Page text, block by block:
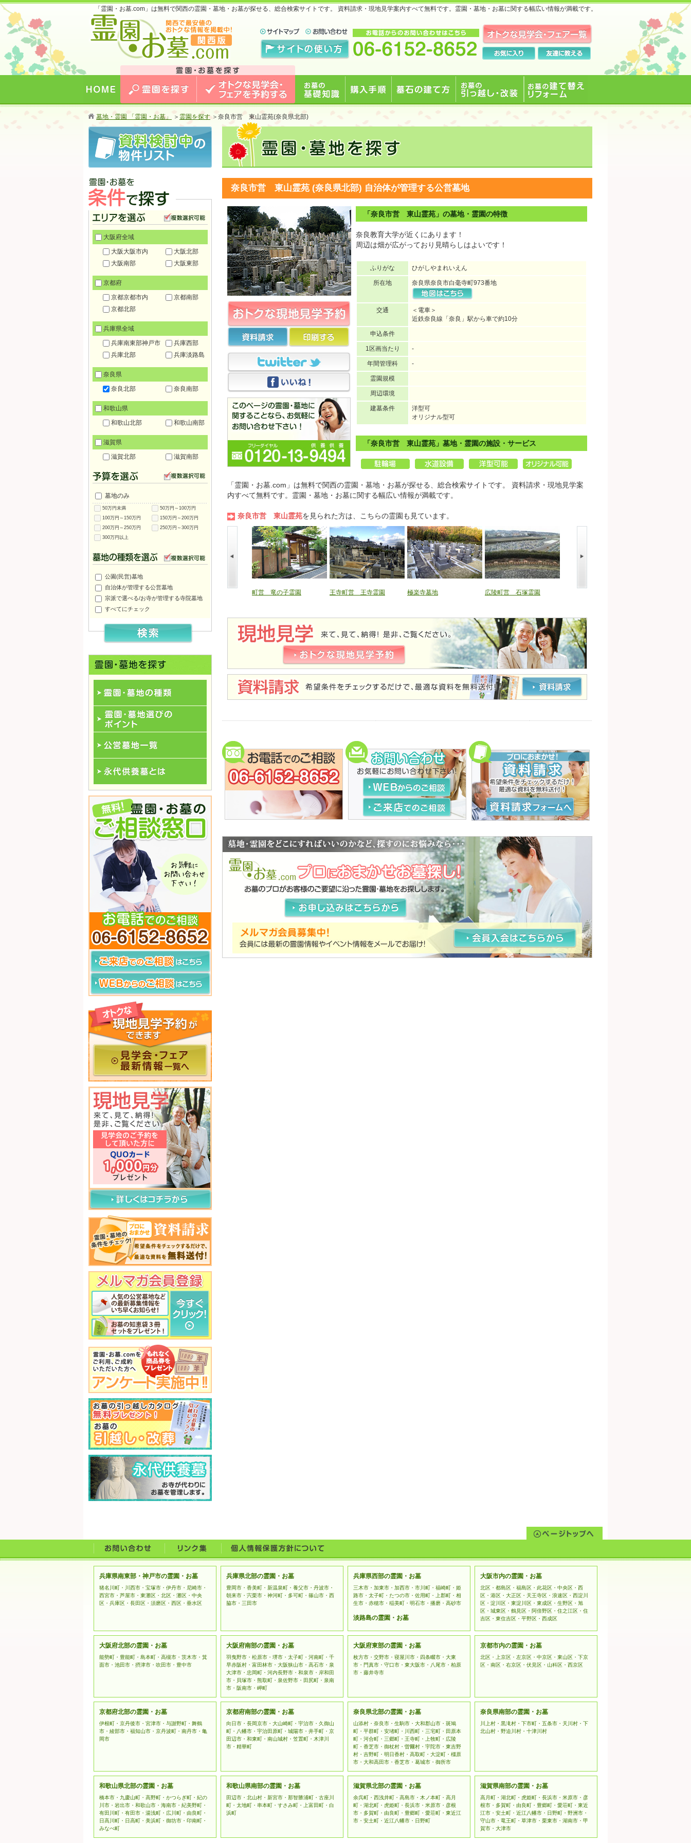
「霊園・お墓.com」は無料で関西の霊園・墓地・お墓が探せる、総合検索サイトです。 資料請求・現地見学案内すべて無料です。霊園・墓地・お墓に関する幅広い情報が満載です。
お墓のことなら霊園・お墓.com 関西版 関西で
最安値のおトクな情報を掲載中！
する
墓地・霊園 「霊園・お墓」 ＞ 霊園を探す ＞ 奈良市営 東山霊苑(奈良県北部)
奈良市営 東山霊苑 (奈良県北部) 自治体が管理する公営墓地
「奈良市営 東山霊苑」の墓地・霊園の特徴
奈良教育大学が近くにあります！
周辺は畑が広がっており見晴らしはよいです！
ふりがな ひがしやまれいえん
所在地 奈良県奈良市白毫寺町973番地
交通
＜電車＞
近鉄奈良線「奈良」駅から車で約10分
申込条件
1区画当たり -
年間管理科 -
霊園規模
周辺環境
建墓条件
洋型可
オリジナル型可
「奈良市営 東山霊苑」墓地・霊園の施設・サービス
「霊園・お墓.com」は無料で関西の霊園・墓地・お墓が探せる、総合検索サイトです。 資料請求・現地見学案
内すべて無料です。霊園・墓地・お墓に関する幅広い情報が満載です。
奈良市営 東山霊苑を見られた方は、こちらの霊園も見ています。
奈良市営 寺山霊苑 町営 竜の子霊園 王寺町営 王寺霊園 極楽寺墓地 広陵町営 石塚霊園
霊園・お墓を条件で探す
大阪府全域
大阪大阪市内
大阪北部
大阪南部
大阪東部
京都府
京都京都市内
京都南部
京都北部
兵庫県全域
兵庫南東部神戸市
兵庫西部
兵庫北部
兵庫淡路島
奈良県
奈良北部
奈良南部
和歌山県
和歌山北部
和歌山南部
滋賀県
滋賀北部
滋賀南部
墓地のみ
50万円未満
50万円～100万円
100万円～150万円
150万円～200万円
200万円～250万円
250万円～300万円
300万円以上
公園(民営)墓地
自治体が管理する公営墓地
宗派で選べる/お寺が管理する寺院墓地
すべてにチェック
霊園･墓地の種類
永代供養一覧
兵庫県南東部・神戸市の霊園・お墓
猪名川町・川西市・宝塚市・伊丹市・尼崎市・
西宮市・芦屋市・東灘区・北区・灘区・中央
区・兵庫区・長田区・須磨区・西区・垂水区
兵庫県北部の霊園・お墓
豊岡市・香美町・新温泉町・養父市・丹波市・
朝来市・宍栗市・神河町・多可町・篠山市・西
脇市・三田市
兵庫県西部の霊園・お墓
三木市・加東市・加西市・市川町・福崎町・姫
路市・太子町・たつの市・佐用町・上郡町・相
生市・赤穂市・稲美町・明石市・播磨・高砂市
淡路島の霊園・お墓
大阪市内の霊園・お墓
北区・都島区・福島区・此花区・中央区・西
区・港区・大正区・天王寺区・浪速区・西淀川
区・淀川区・東淀川区・東成区・生野区・旭
区・城東区・鶴見区・阿倍野区・住之江区・住
吉区・東住吉区・平野区・西成区
大阪府北部の霊園・お墓
能勢町・豊能町・島本町・高槻市・茨木市・箕
面市・池田市・摂津市・吹田市・豊中市
大阪府南部の霊園・お墓
羽曳野市・松原市・堺市・太子町・河南町・千
早赤阪村・富田林市・大阪狭山市・高石市・泉
大津市・忠岡町・河内長野市・和泉市・岸和田
市・貝塚市・熊取町・泉佐野市・田尻町・泉南
市・阪南市・岬町
大阪府東部の霊園・お墓
枚方市・交野市・寝屋川市・四条畷市・大東
市・門真市・守口市・東大阪市・八尾市・柏原
市・藤井寺市
京都市内の霊園・お墓
北区・上京区・左京区・中京区・東山区・下京
区・南区・右京区・伏見区・山科区・西京区
京都府北部の霊園・お墓
伊根町・京丹後市・宮津市・与謝野町・舞鶴
市・綾部市・福知山市・京丹波町・南丹市・亀
岡市
京都府南部の霊園・お墓
向日市・長岡京市・大山崎町・宇治市・久御山
町・八幡市・宇治田原町・城陽市・井手町・京
田辺市・和東町・南山城村・笠置町・木津川
市・精華町
奈良県北部の霊園・お墓
山添村・奈良市・生駒市・大和郡山市・斑鳩
町・平群町・安堵町・川西町・三宅町・田原本
町・河合町・三郷町・王寺町・上牧町・広陵
町・香芝市・御杖村・曽爾村・宇陀市・東吉野
村・吉野町・明日香村・高取町・大淀町・橿原
市・大和高田市・香芝市・葛城市・御所市
奈良県南部の霊園・お墓
川上村・黒滝村・下市町・五条市・天川村・下
北山村・野迫川村・十津川村
和歌山県北部の霊園・お墓
橋本市・九慶山町・高野町・かつらぎ町・紀の
川市・岩出市・和歌山市・海南市・紀美野町・
有田川町・有田市・湯浅町・広川町・由良町・
日高川町・日高町・美浜町・御坊市・印南町・
みなべ町
和歌山県南部の霊園・お墓
田辺市・北山村・新宮市・那智勝浦町・古座川
町・太地町・串本町・すさみ町・上富田町・白
浜町
滋賀県北部の霊園・お墓
余呉町・西浅井町・高島市・木ノ本町・高月
町・湖北町・虎姫町・長浜市・米原市・彦根
市・多賀町・由良町・豊郷町・愛荘町・東近江
市・安土町・近江八幡市・日野町
滋賀県南部の霊園・お墓
高月町・湖北町・虎姫町・長浜市・米原市・彦
根市・多賀町・由良町・豊郷町・愛荘町・東近
江市・安土町・近江八幡市・日野町・野洲市・
守山市・竜王町・草津市・栗東市・湖南市・甲
賀市・大津市